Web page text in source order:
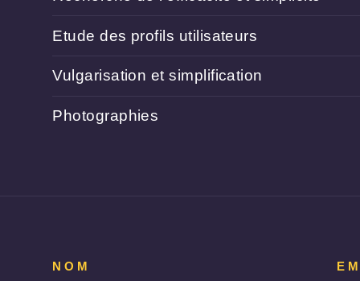
Etude des profils utilisateurs
Vulgarisation et simplification
Photographies
NOM